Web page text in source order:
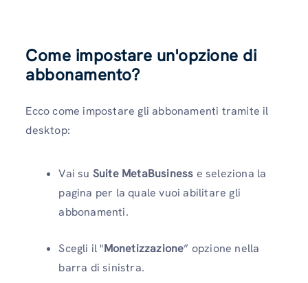
Come impostare un'opzione di
abbonamento?
Ecco come impostare gli abbonamenti tramite il
desktop:
Vai su Suite MetaBusiness e seleziona la
pagina per la quale vuoi abilitare gli
abbonamenti.
Scegli il "Monetizzazione” opzione nella
barra di sinistra.